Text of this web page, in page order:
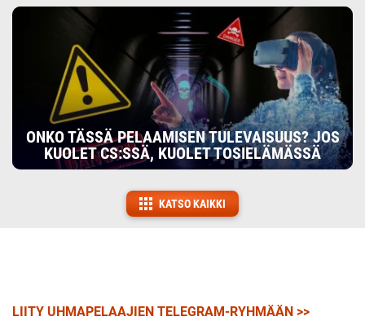
ONKO TÄSSÄ PELAAMISEN TULEVAISUUS? JOS
KUOLET CS:SSÄ, KUOLET TOSIELÄMÄSSÄ
KATSO KAIKKI
LIITY UHMAPELAAJIEN TELEGRAM-RYHMÄÄN >>